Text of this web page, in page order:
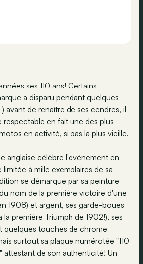
ses 110 ans! Certains
a disparu pendant quelques
avant de renaître de ses cendres, il
en fait une des plus
en activité, si pas la plus vieille.
anglaise célèbre l'événement en
à mille exemplaires de sa
se démarque par sa peinture
nom de la première victoire d'une
1908) et argent, ses garde-boues
la première Triumph de 1902!), ses
quelques touches de chrome
surtout sa plaque numérotée "110
attestant de son authenticité! Un